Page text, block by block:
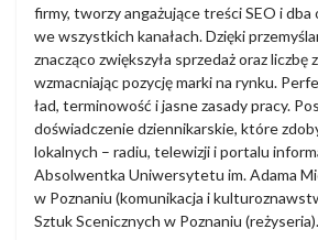
firmy, tworzy angażujące treści SEO i dba
we wszystkich kanałach. Dzięki
znacząco zwiększyła sprzedaż oraz
wzmacniając pozycję marki na rynku.
ład, terminowość i jasne zasady pracy.
doświadczenie dziennikarskie, które
lokalnych – radiu, telewizji i portalu
Absolwentka Uniwersytetu im. Adama
w Poznaniu (komunikacja i
Sztuk Scenicznych w Poznaniu (reżyseria).